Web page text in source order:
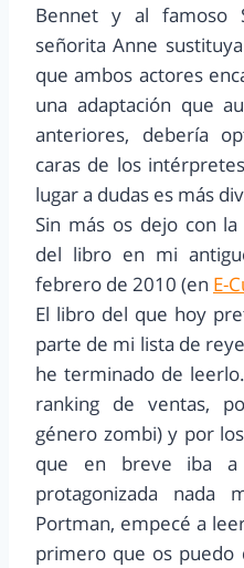
Bennet y al famoso
señorita Anne
que ambos actores
una adaptación que
anteriores, debería
caras de los
lugar a dudas es más
Sin más os dejo con
del libro en mi
febrero de 2010 (en E-
El libro del que hoy
parte de mi lista de
he terminado de
ranking de ventas,
género zombi) y por
que en breve iba a
protagonizada nada
Portman, empecé a
primero que os puedo